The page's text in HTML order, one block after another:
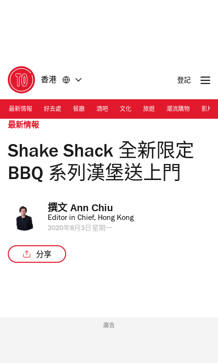
香港 登記
最新情報 好去處 餐廳 酒吧 文化 旅遊 潮流購物 影片
最新情報
Shake Shack 全新限定
BBQ 系列漢堡送上門
撰文 Ann Chiu
Editor in Chief, Hong Kong
2020年8月3日星期一
分享
廣告